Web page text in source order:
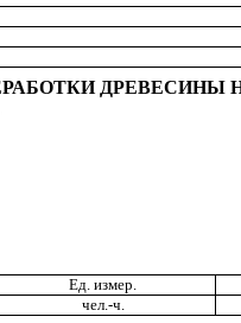
Ед измер
чел.-ч